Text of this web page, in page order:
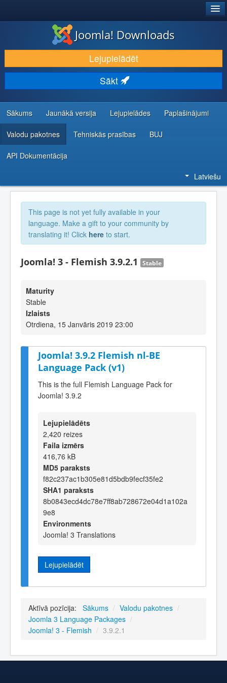
LEJUPIELĀDĒT UN PAPLAŠINĀT
ATKLĀJ UN IEMĀCIES
KOPIENA UN ATBALSTS
IZSTRĀDĀTĀJU RESURSI
Joomla! Downloads
Lejupielādēt
Sākt
Sākums Jaunākā versija Lejupielādes Paplašinājumi
Valodu pakotnes Tehniskās prasības BUJ
API Dokumentācija
Latviešu
This page is not yet fully available in your
language. Make a gift to your community by
translating it! Click here to start.
Joomla! 3 - Flemish 3.9.2.1 Stable
Maturity
Stable
Izlaists
Otrdiena, 15 Janvāris 2019 23:00
Joomla! 3.9.2 Flemish nl-BE
Language Pack (v1)
This is the full Flemish Language Pack for
Joomla! 3.9.2
Lejupielādēts
2,420 reizes
Faila izmērs
416,76 kB
MD5 paraksts
f82c237ac1b305e81d5bdb9fecf35fe2
SHA1 paraksts
8b0843ecd4dc78e7ff8ab728672e04d1a102a
9e8
Environments
Joomla! 3 Translations
Lejupielādēt
Aktīvā pozīcija: Sākums / Valodu pakotnes /
Joomla 3 Language Packages /
Joomla! 3 - Flemish / 3.9.2.1